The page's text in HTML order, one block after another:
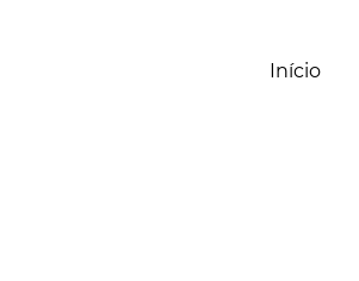
Início